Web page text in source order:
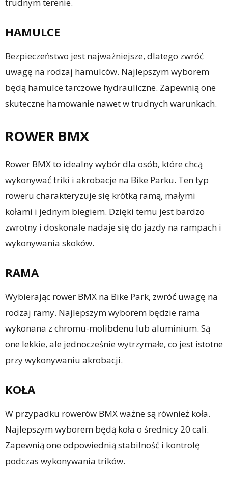
trudnym terenie.
HAMULCE
Bezpieczeństwo jest najważniejsze, dlatego zwróć
uwagę na rodzaj hamulców. Najlepszym wyborem
będą hamulce tarczowe hydrauliczne. Zapewnią one
skuteczne hamowanie nawet w trudnych warunkach.
ROWER BMX
Rower BMX to idealny wybór dla osób, które chcą
wykonywać triki i akrobacje na Bike Parku. Ten typ
roweru charakteryzuje się krótką ramą, małymi
kołami i jednym biegiem. Dzięki temu jest bardzo
zwrotny i doskonale nadaje się do jazdy na rampach i
wykonywania skoków.
RAMA
Wybierając rower BMX na Bike Park, zwróć uwagę na
rodzaj ramy. Najlepszym wyborem będzie rama
wykonana z chromu-molibdenu lub aluminium. Są
one lekkie, ale jednocześnie wytrzymałe, co jest istotne
przy wykonywaniu akrobacji.
KOŁA
W przypadku rowerów BMX ważne są również koła.
Najlepszym wyborem będą koła o średnicy 20 cali.
Zapewnią one odpowiednią stabilność i kontrolę
podczas wykonywania trików.